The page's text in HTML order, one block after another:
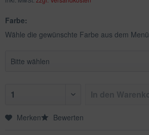
Farbe:
Wähle die gewünschte Farbe aus dem
Merken Bewerten